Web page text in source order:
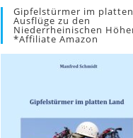
Gipfelstürmer im
Ausflüge zu den
Niederrheinischen
*Affiliate Amazon